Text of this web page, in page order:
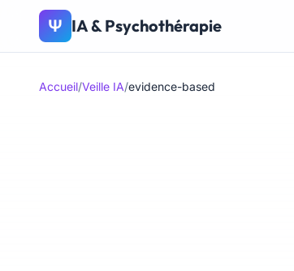
Ψ IA & Psychothérapie
Accueil/Veille IA/evidence-based